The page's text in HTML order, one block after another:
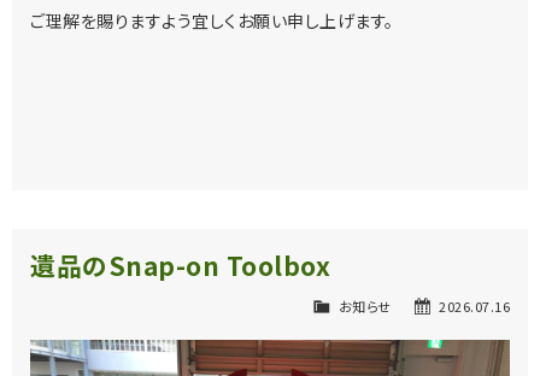
ご理解を賜りますよう宜しくお願い申し上げます。
遺品のSnap-on Toolbox
2026.07.16
お知らせ